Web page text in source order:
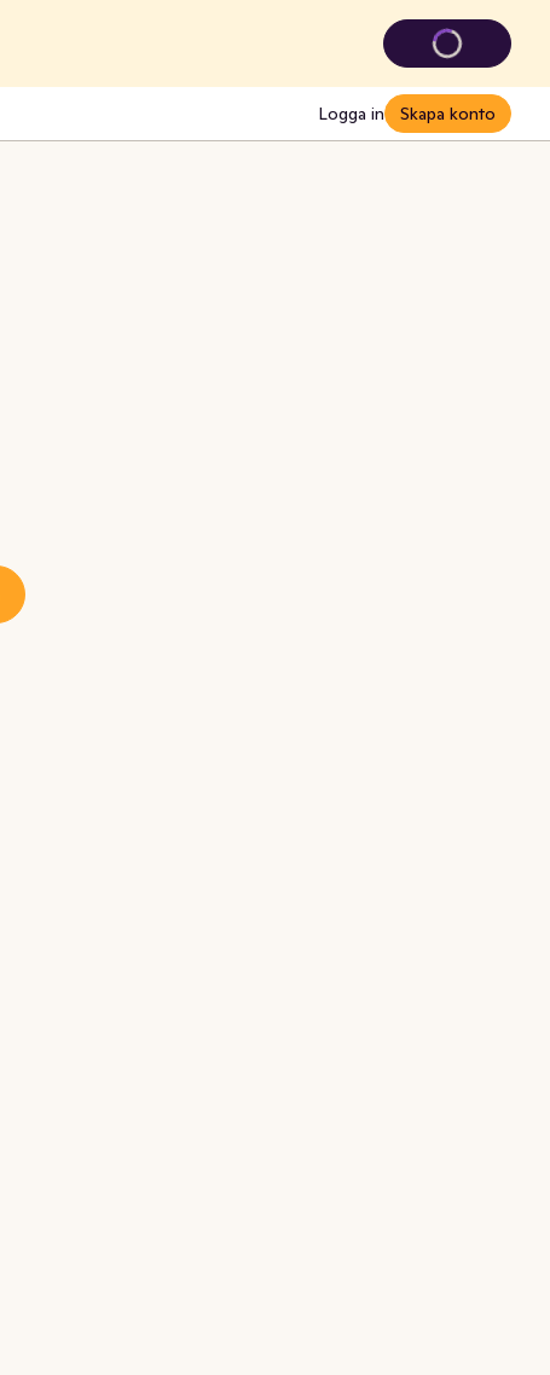
Logga in Skapa konto